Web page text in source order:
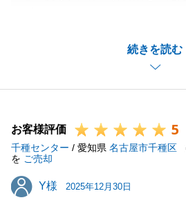
続きを読む
添えできたのであれば大変光栄
今後も不動産に関することでお
たら、いつでもお気軽にご相談
今後とも何卒よろしくお願い申
お客様評価 5
千種センター / 愛知県 名古屋市千種区
を ご売却
Y様
Y様 2025年12月30日